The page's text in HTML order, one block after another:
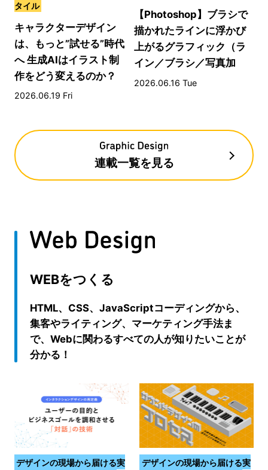
タイル
キャラクターデザイン
は、もっと”試せる”時代
へ 生成AIはイラスト制
作をどう変えるのか？
2026.06.19 Fri
【Photoshop】ブラシで
描かれたラインに浮かび
上がるグラフィック（ラ
イン／ブラシ／写真加
工）
2026.06.16 Tue
連載一覧を見る
WEBをつくる
HTML、CSS、JavaScriptコーディングから、
集客やライティング、マーケティング手法ま
で、Webに関わるすべての人が知りたいことが
分かる！
デザインの現場から届ける実
デザインの現場から届ける実